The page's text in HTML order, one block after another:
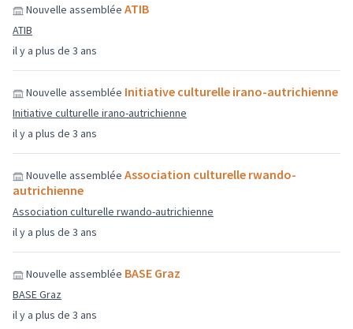
il y a plus de 3 ans
Nouvelle assemblée ATIB
ATIB
il y a plus de 3 ans
Nouvelle assemblée Initiative culturelle irano-autrichienne
Initiative culturelle irano-autrichienne
il y a plus de 3 ans
Nouvelle assemblée Association culturelle rwando-
autrichienne
Association culturelle rwando-autrichienne
il y a plus de 3 ans
Nouvelle assemblée BASE Graz
BASE Graz